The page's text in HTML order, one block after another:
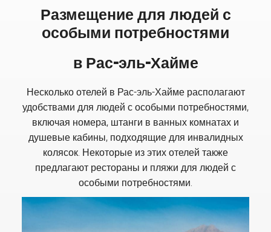
Размещение для людей с
особыми потребностями
в Рас-эль-Хайме
Несколько отелей в Рас-эль-Хайме располагают
удобствами для людей с особыми потребностями,
включая номера, штанги в ванных комнатах и
душевые кабины, подходящие для инвалидных
колясок. Некоторые из этих отелей также
предлагают рестораны и пляжи для людей с
особыми потребностями.